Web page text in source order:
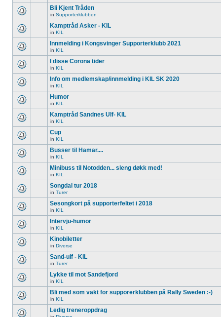
Bli Kjent Tråden
in Supporterklubben
Kamptråd Asker - KIL
in KIL
Innmelding i Kongsvinger Supporterklubb 2021
in KIL
I disse Corona tider
in KIL
Info om medlemskap/innmelding i KIL SK 2020
in KIL
Humor
in KIL
Kamptråd Sandnes Ulf- KIL
in KIL
Cup
in KIL
Busser til Hamar....
in KIL
Minibuss til Notodden... sleng døkk med!
in KIL
Songdal tur 2018
in Turer
Sesongkort på supporterfeltet i 2018
in KIL
Intervju-humor
in KIL
Kinobiletter
in Diverse
Sand-ulf - KIL
in Turer
Lykke til mot Sandefjord
in KIL
Bli med som vakt for supporerklubben på Rally Sweden :-)
in KIL
Ledig treneroppdrag